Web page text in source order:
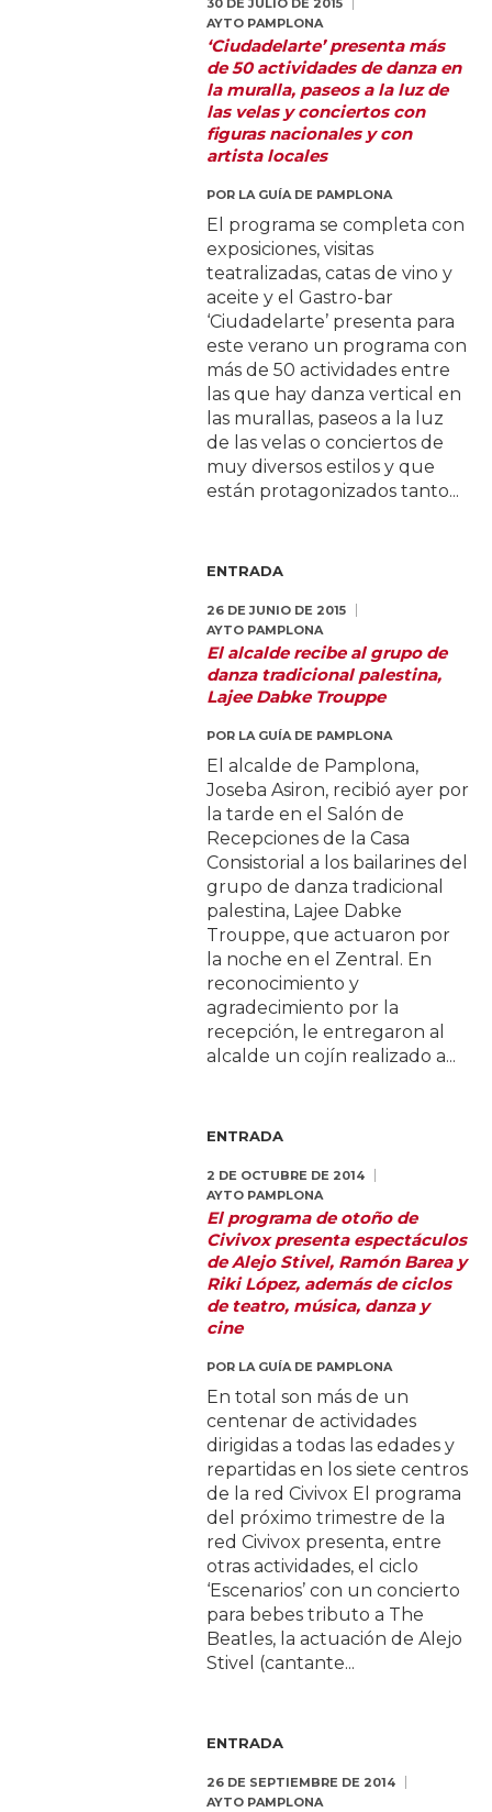
30 DE JULIO DE 2015
AYTO PAMPLONA
‘Ciudadelarte’ presenta más
de 50 actividades de danza en
la muralla, paseos a la luz de
las velas y conciertos con
figuras nacionales y con
artista locales
POR LA GUÍA DE PAMPLONA
El programa se completa con
exposiciones, visitas
teatralizadas, catas de vino y
aceite y el Gastro-bar
‘Ciudadelarte’ presenta para
este verano un programa con
más de 50 actividades entre
las que hay danza vertical en
las murallas, paseos a la luz
de las velas o conciertos de
muy diversos estilos y que
están protagonizados tanto...
ENTRADA
26 DE JUNIO DE 2015
AYTO PAMPLONA
El alcalde recibe al grupo de
danza tradicional palestina,
Lajee Dabke Trouppe
POR LA GUÍA DE PAMPLONA
El alcalde de Pamplona,
Joseba Asiron, recibió ayer por
la tarde en el Salón de
Recepciones de la Casa
Consistorial a los bailarines del
grupo de danza tradicional
palestina, Lajee Dabke
Trouppe, que actuaron por
la noche en el Zentral. En
reconocimiento y
agradecimiento por la
recepción, le entregaron al
alcalde un cojín realizado a...
ENTRADA
2 DE OCTUBRE DE 2014
AYTO PAMPLONA
El programa de otoño de
Civivox presenta espectáculos
de Alejo Stivel, Ramón Barea y
Riki López, además de ciclos
de teatro, música, danza y
cine
POR LA GUÍA DE PAMPLONA
En total son más de un
centenar de actividades
dirigidas a todas las edades y
repartidas en los siete centros
de la red Civivox El programa
del próximo trimestre de la
red Civivox presenta, entre
otras actividades, el ciclo
‘Escenarios’ con un concierto
para bebes tributo a The
Beatles, la actuación de Alejo
Stivel (cantante...
ENTRADA
26 DE SEPTIEMBRE DE 2014
AYTO PAMPLONA